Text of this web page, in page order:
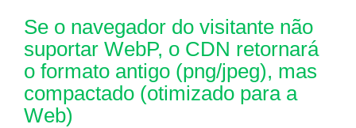
Se o navegador do visitante não
suportar WebP, o CDN retornará
o formato antigo (png/jpeg), mas
compactado (otimizado para a
Web)